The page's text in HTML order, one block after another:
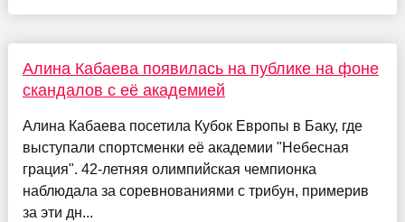
Алина Кабаева появилась на публике на фоне
скандалов с её академией
Алина Кабаева посетила Кубок Европы в Баку, где
выступали спортсменки её академии "Небесная
грация". 42-летняя олимпийская чемпионка
наблюдала за соревнованиями с трибун, примерив
за эти дн...